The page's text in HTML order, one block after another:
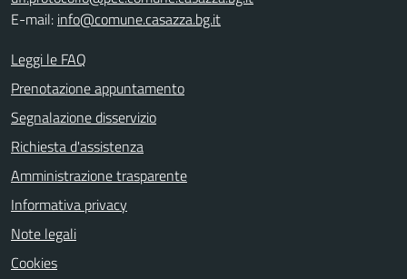
E-mail: info@comune.casazza.bg.it
Leggi le FAQ
Prenotazione appuntamento
Segnalazione disservizio
Richiesta d'assistenza
Amministrazione trasparente
Informativa privacy
Note legali
Cookies